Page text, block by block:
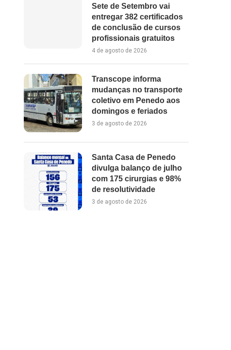
Sete de Setembro vai
entregar 382 certificados
de conclusão de cursos
profissionais gratuitos
4 de agosto de 2026
Transcope informa
mudanças no transporte
coletivo em Penedo aos
domingos e feriados
3 de agosto de 2026
Santa Casa de Penedo
divulga balanço de julho
com 175 cirurgias e 98%
de resolutividade
3 de agosto de 2026